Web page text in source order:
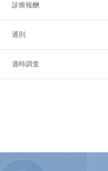
診療報酬
通則
適時調査